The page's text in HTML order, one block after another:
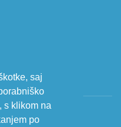
saj
s klikom na
po